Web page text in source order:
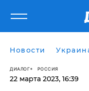
Новости
ДИАЛОГ РОССИЯ
22 марта 2023, 16:39